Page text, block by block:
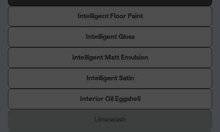
Intelligent Floor Paint
Intelligent Gloss
Intelligent Matt Emulsion
Intelligent Satin
Interior Oil Eggshell